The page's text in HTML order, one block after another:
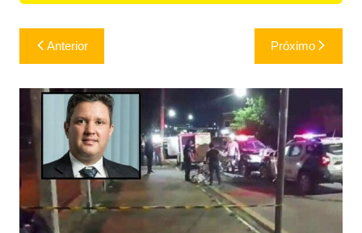
Navegação
de
Post
Anterior Próximo